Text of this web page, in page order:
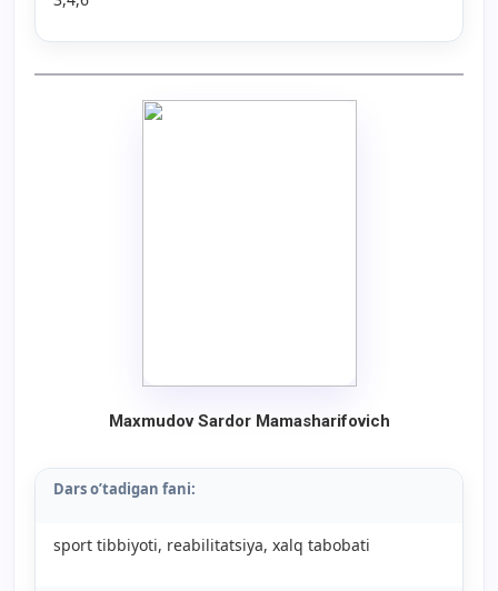
Maxmudov Sardor Mamasharifovich
Dars o’tadigan fani:
sport tibbiyoti, reabilitatsiya, xalq tabobati